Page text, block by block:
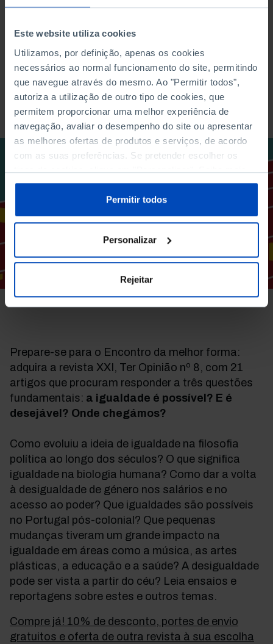
Este website utiliza cookies
Utilizamos, por definição, apenas os cookies
necessários ao normal funcionamento do site, permitindo
que navegue através do mesmo. Ao "Permitir todos",
autoriza a utilização de outro tipo de cookies, que
permitem proporcionar uma melhor experiência de
navegação, avaliar o desempenho do site ou apresentar
as melhores ofertas de produtos e serviços, de acordo
com as suas preferências. Se pretender escolher os
tipos de cookies, clique em "Personalizar". Saiba mais
sobre cookies através da gestão de preferências ou da
Política de Cookies.
Permitir todos
Personalizar
Rejeitar
identidade e igualdade nas sociedades
vídeo, concebido porGonçalo M. Tavares
sobre «dez igualdades».
Não perca. Compre já o seu bilhete!
Imagem
Prepare-se para o Encontro da melhor forma:
adquira a revista XXI, Ter Opinião nº 8, com 21
artigos que procuram responder a três questões
fundamentais: a igualdade é possível? E é
desejável? Onde chegámos?
Como evoluiu a ideia de igualdade na filosofia
política ao longo dos séculos? O que significa
igualdade na biologia humana? Como dar a volta
à desigualdade de género nos salários e no
acesso ao poder? Que igualdades são possíveis
no Portugal pós-colonial? Que pequenas
mudanças tiveram um grande impacto na
igualdade em áreas como a música, as artes
plásticas, a educação e a saúde? A desigualdade
pode ser vista a partir do céu? Leia ensaios e
reportagens sobre estes e outros temas.
Compre já! 10% de desconto, portes de envio
gratuitos e oferta de outra revista à sua escolha